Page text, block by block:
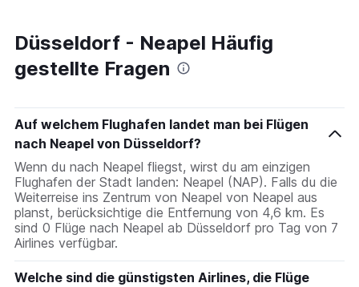
Düsseldorf - Neapel Häufig
gestellte Fragen
Auf welchem Flughafen landet man bei Flügen
nach Neapel von Düsseldorf?
Wenn du nach Neapel fliegst, wirst du am einzigen
Flughafen der Stadt landen: Neapel (NAP). Falls du die
Weiterreise ins Zentrum von Neapel von Neapel aus
planst, berücksichtige die Entfernung von 4,6 km. Es
sind 0 Flüge nach Neapel ab Düsseldorf pro Tag von 7
Airlines verfügbar.
Welche sind die günstigsten Airlines, die Flüge